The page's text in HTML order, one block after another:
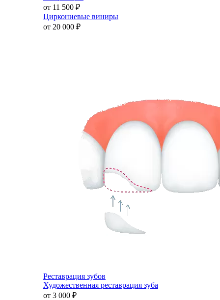
от 11 500 ₽
Циркониевые виниры
от 20 000 ₽
Реставрация зубов
Художественная реставрация зуба
от 3 000 ₽